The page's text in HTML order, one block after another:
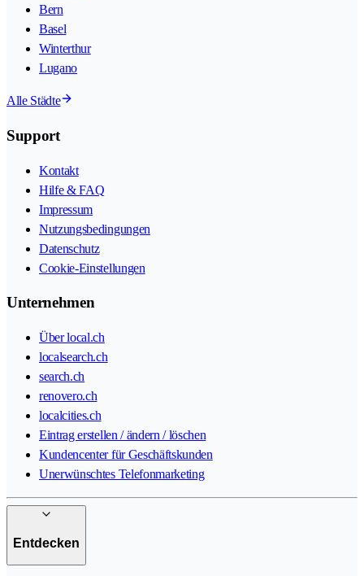
Bern
Basel
Winterthur
Lugano
Alle Städte
Support
Kontakt
Hilfe & FAQ
Impressum
Nutzungsbedingungen
Datenschutz
Cookie-Einstellungen
Unternehmen
Über local.ch
localsearch.ch
search.ch
renovero.ch
localcities.ch
Eintrag erstellen / ändern / löschen
Kundencenter für Geschäftskunden
Unerwünschtes Telefonmarketing
Entdecken